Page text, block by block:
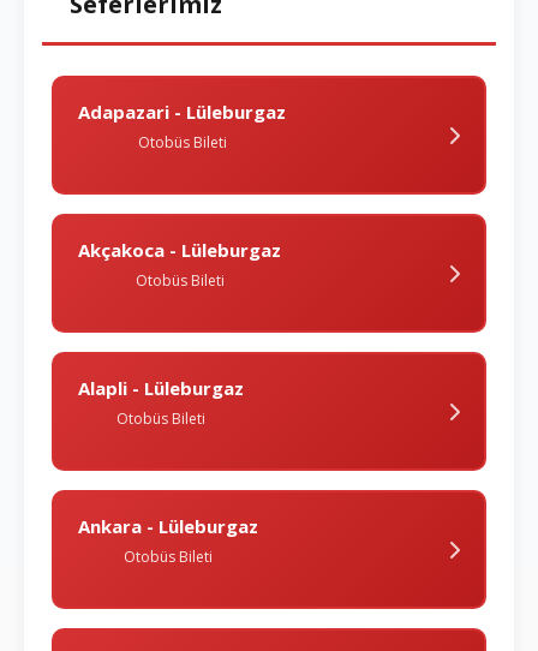
Adapazari - Lüleburgaz
Otobüs Bileti
Akçakoca - Lüleburgaz
Otobüs Bileti
Alapli - Lüleburgaz
Otobüs Bileti
Ankara - Lüleburgaz
Otobüs Bileti